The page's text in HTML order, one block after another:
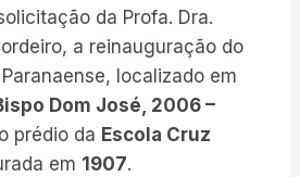
da Profa. Dra.
a reinauguração do
localizado em
Dom José, 2006 –
prédio da Escola Cruz
em 1907.